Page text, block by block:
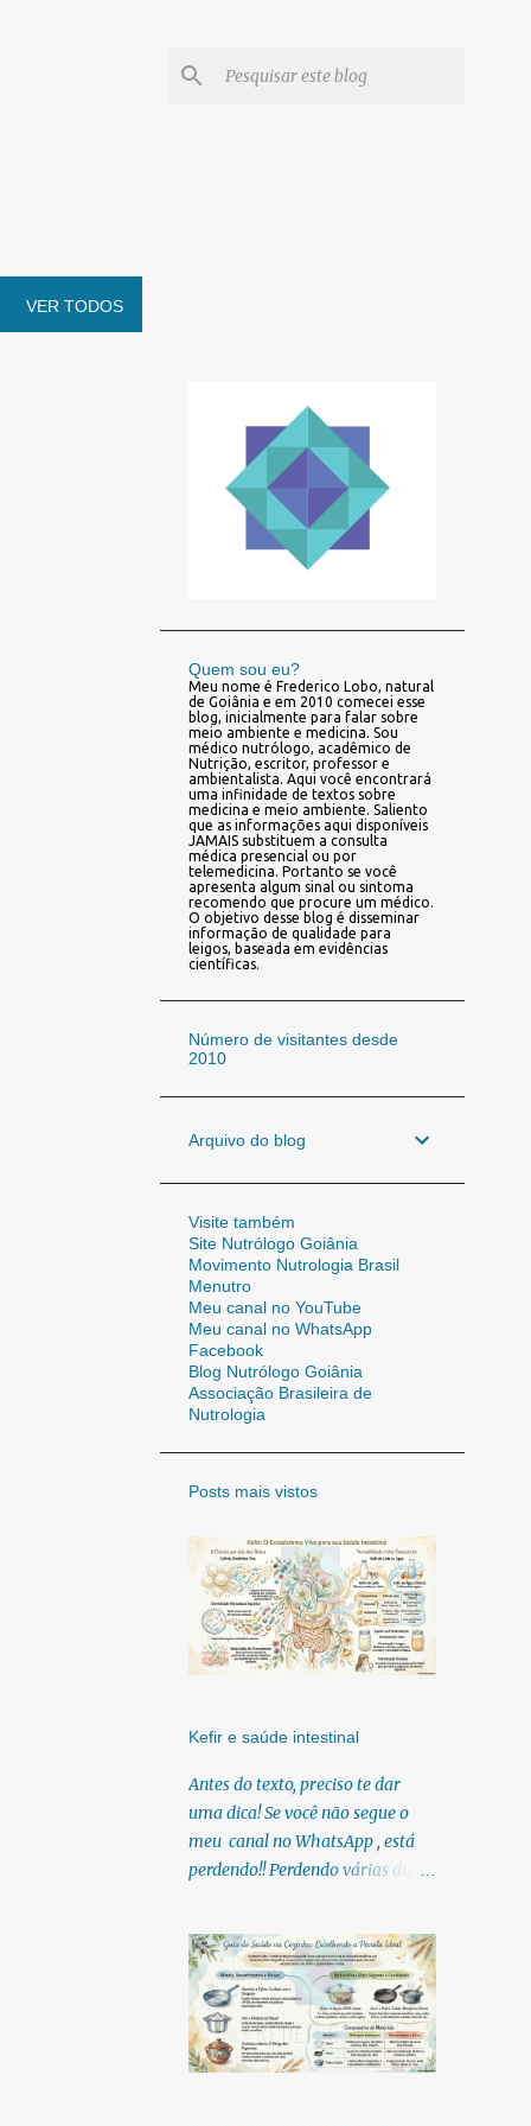
VER TODOS
Quem sou eu?
Meu nome é Frederico Lobo, natural
de Goiânia e em 2010 comecei esse
blog, inicialmente para falar sobre
meio ambiente e medicina. Sou
médico nutrólogo, acadêmico de
Nutrição, escritor, professor e
ambientalista. Aqui você encontrará
uma infinidade de textos sobre
medicina e meio ambiente. Saliento
que as informações aqui disponíveis
JAMAIS substituem a consulta
médica presencial ou por
telemedicina. Portanto se você
apresenta algum sinal ou sintoma
recomendo que procure um médico.
O objetivo desse blog é disseminar
informação de qualidade para
leigos, baseada em evidências
científicas.
Número de visitantes desde
2010
Arquivo do blog
Visite também
Site Nutrólogo Goiânia
Movimento Nutrologia Brasil
Menutro
Meu canal no YouTube
Meu canal no WhatsApp
Facebook
Blog Nutrólogo Goiânia
Associação Brasileira de
Nutrologia
Posts mais vistos
Kefir e saúde intestinal
Antes do texto, preciso te dar
uma dica! Se você não segue o
meu canal no WhatsApp , está
perdendo!! Perdendo várias dicas,
infográficos, o link para
download dos meus e-books.
Para acessar clique no link:
https://whatsapp.com/channel/0
029Vb6U4AqKgsNzkBhubA40